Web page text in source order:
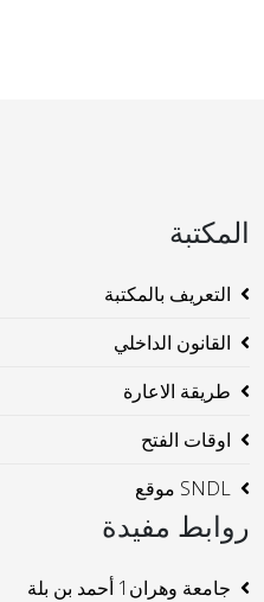
المكتبة
التعريف بالمكتبة
القانون الداخلي
طريقة الاعارة
اوقات الفتح
SNDL موقع
روابط مفيدة
جامعة وهران1 أحمد بن بلة